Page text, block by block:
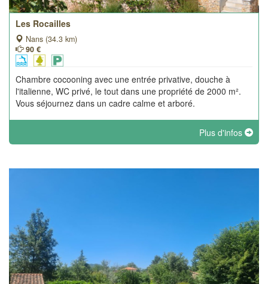
Les Rocailles
Nans (34.3 km)
90 €
Chambre cocooning avec une entrée privative, douche à
l'italienne, WC privé, le tout dans une propriété de 2000 m².
Vous séjournez dans un cadre calme et arboré.
Plus d'infos